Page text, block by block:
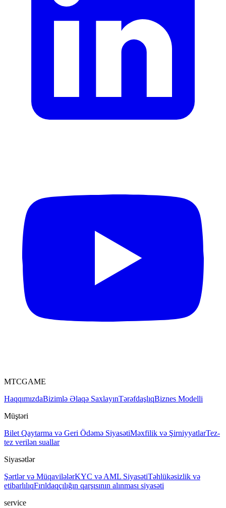
MTCGAME
HaqqımızdaBizimlə Əlaqə SaxlayınTərəfdaşlıqBiznes Modelli
Müştəri
Bilet Qaytarma və Geri Ödəmə SiyasətiMəxfilik və ŞirniyyatlarTez-
tez verilən suallar
Siyasətlər
Şərtlər və MüqavilələrKYC və AML SiyasətiTəhlükəsizlik və
etibarlılıqFırıldaqçılığın qarşısının alınması siyasəti
service